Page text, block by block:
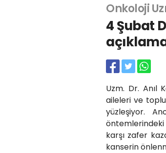
Onkoloji
4 Şubat
Uzm. Dr. Anıl
aileleri ve
yüzleşiyor.
karşı zafer
kanserin